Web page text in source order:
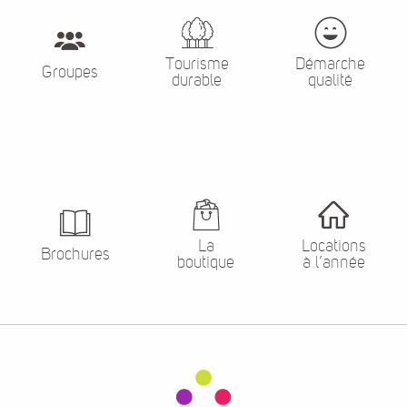
Groupes
Tourisme
durable
Démarche
qualité
Brochures
La
boutique
Locations
à l’année